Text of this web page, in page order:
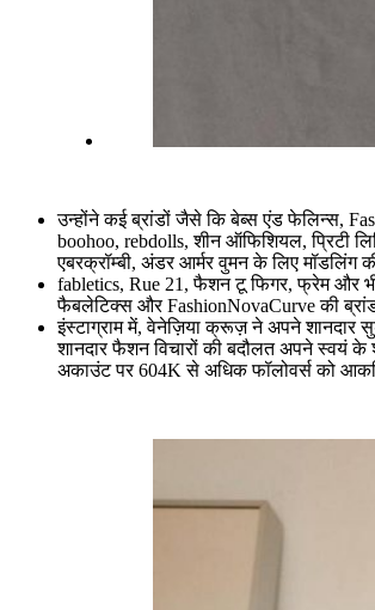
उन्होंने कई ब्रांडों जैसे कि बेब्स एंड फेलिन्स,
boohoo, rebdolls, शीन ऑफिशियल, प्रिटी
एबरक्रॉम्बी, अंडर आर्मर वुमन के लिए मॉडलिंग
fabletics, Rue 21, फैशन टू फिगर, फ्रेम और
फैबलेटिक्स और FashionNovaCurve की
इंस्टाग्राम में, वेनेज़िया क्रूज़ ने अपने शानदार
शानदार फैशन विचारों की बदौलत अपने स्वयं के
अकाउंट पर 604K से अधिक फॉलोवर्स को